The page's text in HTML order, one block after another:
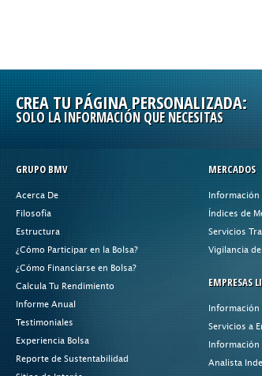
CREA TU PÁGINA PERSONALIZADA:
SOLO LA INFORMACIÓN QUE NECESITAS
GRUPO BMV
Acerca De
Filosofía
Estructura
¿Cómo Participar en la Bolsa?
¿Cómo Financiarse en Bolsa?
Calcula Tu Rendimiento
Informe Anual
Testimoniales
Experiencia Bolsa
Reporte de Sustentabilidad
MERCADOS
Información
Índices de
Servicios
Vigilancia
EMPRESAS
Información
Servicios a
Información
Analista